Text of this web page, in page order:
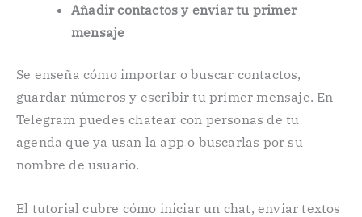
Añadir contactos y enviar tu primer
mensaje
Se enseña cómo importar o buscar contactos,
guardar números y escribir tu primer mensaje. En
Telegram puedes chatear con personas de tu
agenda que ya usan la app o buscarlas por su
nombre de usuario.
El tutorial cubre cómo iniciar un chat, enviar textos